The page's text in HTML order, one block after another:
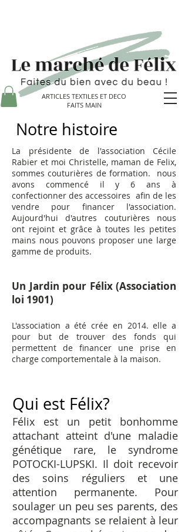
ARTICLES TEXTILES ET DECO
FAITS MAIN
Notre histoire
La présidente de l'association Cécile
Rabier et moi Christelle, maman de Felix,
sommes couturières de formation. nous
avons commencé il y 6 ans à
confectionner des accessoires afin de les
vendre pour financer l'association.
Aujourd'hui d'autres couturières nous
ont rejoint et grâce à toutes les petites
mains nous pouvons proposer une large
gamme de produits.​
Un Jardin pour Félix (Association
loi 1901)
L'association a été crée en 2014. elle a
pour but de trouver des fonds qui
permettent de financer une prise en
charge comportementale à la maison.
Qui est Félix?
Félix est un petit bonhomme
attachant atteint d'une maladie
génétique rare, le syndrome
POTOCKI-LUPSKI. Il doit recevoir
des soins réguliers et une
attention permanente. Pour
soulager un peu ses parents, des
accompagnants se relaient à leur